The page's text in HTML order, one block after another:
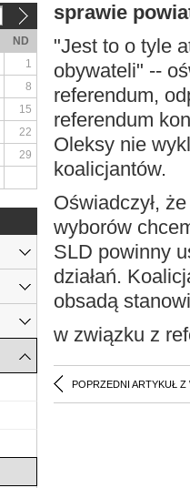
sprawie
"Jest to o tyle
obywateli" --
referendum,
referendum
Oleksy nie
koalicjantów.
Oświadczył,
wyborów
SLD powinny
działań.
obsadą
w związku z
POPRZEDNI ARTYKUŁ Z
ND
1
8
15
22
29